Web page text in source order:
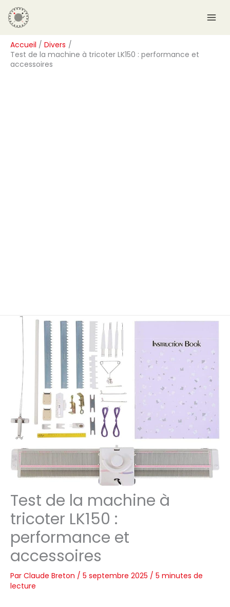
Aller
au
contenu
Accueil
Divers
Test de la machine à tricoter LK150 : performance et
accessoires
Test de la machine à
tricoter LK150 :
performance et
accessoires
Par Claude Breton / 5 septembre 2025 / 5 minutes de
lecture
R
e
c
h
e